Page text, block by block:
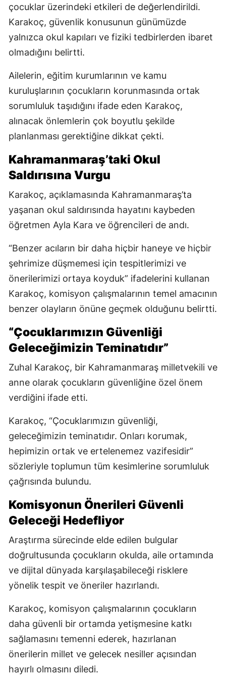
çocuklar üzerindeki etkileri de değerlendirildi.
Karakoç, güvenlik konusunun günümüzde
yalnızca okul kapıları ve fiziki tedbirlerden ibaret
olmadığını belirtti.
Ailelerin, eğitim kurumlarının ve kamu
kuruluşlarının çocukların korunmasında ortak
sorumluluk taşıdığını ifade eden Karakoç,
alınacak önlemlerin çok boyutlu şekilde
planlanması gerektiğine dikkat çekti.
Kahramanmaraş’taki Okul
Saldırısına Vurgu
Karakoç, açıklamasında Kahramanmaraş’ta
yaşanan okul saldırısında hayatını kaybeden
öğretmen Ayla Kara ve öğrencileri de andı.
“Benzer acıların bir daha hiçbir haneye ve hiçbir
şehrimize düşmemesi için tespitlerimizi ve
önerilerimizi ortaya koyduk” ifadelerini kullanan
Karakoç, komisyon çalışmalarının temel amacının
benzer olayların önüne geçmek olduğunu belirtti.
“Çocuklarımızın Güvenliği
Geleceğimizin Teminatıdır”
Zuhal Karakoç, bir Kahramanmaraş milletvekili ve
anne olarak çocukların güvenliğine özel önem
verdiğini ifade etti.
Karakoç, “Çocuklarımızın güvenliği,
geleceğimizin teminatıdır. Onları korumak,
hepimizin ortak ve ertelenemez vazifesidir”
sözleriyle toplumun tüm kesimlerine sorumluluk
çağrısında bulundu.
Komisyonun Önerileri Güvenli
Geleceği Hedefliyor
Araştırma sürecinde elde edilen bulgular
doğrultusunda çocukların okulda, aile ortamında
ve dijital dünyada karşılaşabileceği risklere
yönelik tespit ve öneriler hazırlandı.
Karakoç, komisyon çalışmalarının çocukların
daha güvenli bir ortamda yetişmesine katkı
sağlamasını temenni ederek, hazırlanan
önerilerin millet ve gelecek nesiller açısından
hayırlı olmasını diledi.